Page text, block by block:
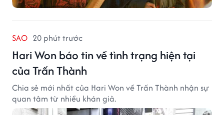
SAO 20 phút trước
Hari Won báo tin về tình trạng hiện tại
của Trấn Thành
Chia sẻ mới nhất của Hari Won về Trấn Thành nhận sự
quan tâm từ nhiều khán giả.